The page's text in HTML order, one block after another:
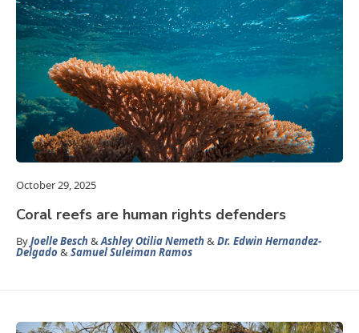
October 29, 2025
Coral reefs are human rights defenders
ByJoelle Besch&Ashley Otilia Nemeth&Dr. Edwin Hernandez-
Delgado &Samuel Suleiman Ramos